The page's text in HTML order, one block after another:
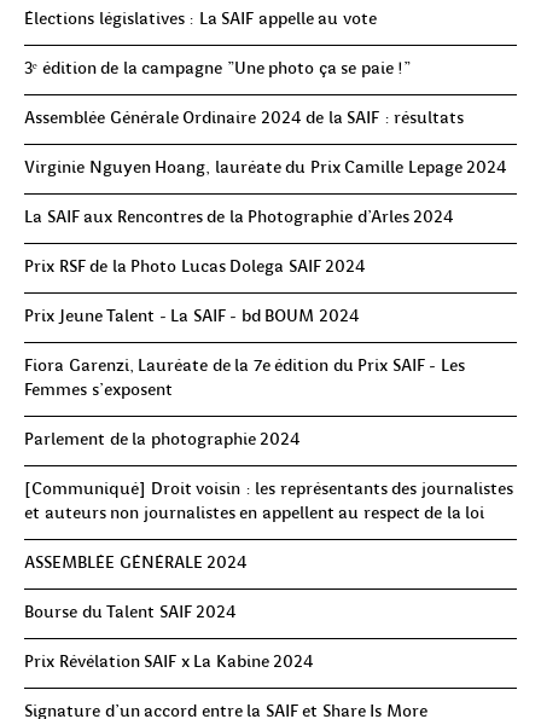
Élections législatives : La SAIF appelle au vote
3ᵉ édition de la campagne "Une photo ça se paie !"
Assemblée Générale Ordinaire 2024 de la SAIF : résultats
Virginie Nguyen Hoang, lauréate du Prix Camille Lepage 2024
La SAIF aux Rencontres de la Photographie d'Arles 2024
Prix RSF de la Photo Lucas Dolega SAIF 2024
Prix Jeune Talent - La SAIF - bd BOUM 2024
Fiora Garenzi, Lauréate de la 7e édition du Prix SAIF - Les
Femmes s’exposent
Parlement de la photographie 2024
[Communiqué] Droit voisin : les représentants des journalistes
et auteurs non journalistes en appellent au respect de la loi
ASSEMBLÉE GÉNÉRALE 2024
Bourse du Talent SAIF 2024
Prix Révélation SAIF x La Kabine 2024
Signature d'un accord entre la SAIF et Share Is More